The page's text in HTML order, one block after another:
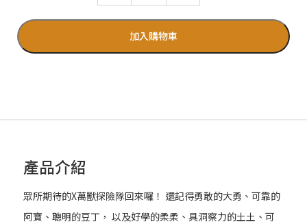
加入購物車
產品介紹
眾所期待的X萬獸探險隊回來囉！ 還記得勇敢的大勇、可靠的
阿寶、聰明的豆丁， 以及好學的柔柔、具洞察力的土土、可